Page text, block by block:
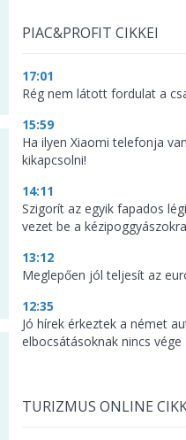
PIAC&PROFIT CIKKEI
17:01
Rég nem látott fordulat a
15:59
Ha ilyen Xiaomi telefonja
kikapcsolni!
14:11
Szigorít az egyik fapados
vezet be a kézipoggyászokra
13:12
Meglepően jól teljesít az
12:35
Jó hírek érkeztek a német
elbocsátásoknak nincs vége
TURIZMUS ONLINE